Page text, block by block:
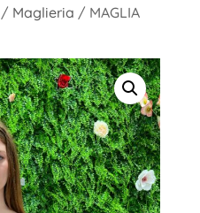
/ Maglieria / MAGLIA